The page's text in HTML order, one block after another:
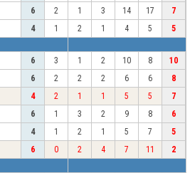
6 2 1 3 14 17
7
4 1 2 1 4 5
5
6 3 1 2 10 8
10
6 2 2 2 6 6
8
4 2 1 1 5 5
7
6 1 3 2 9 8
6
4 1 2 1 5 7
5
6 0 2 4 7 11
2